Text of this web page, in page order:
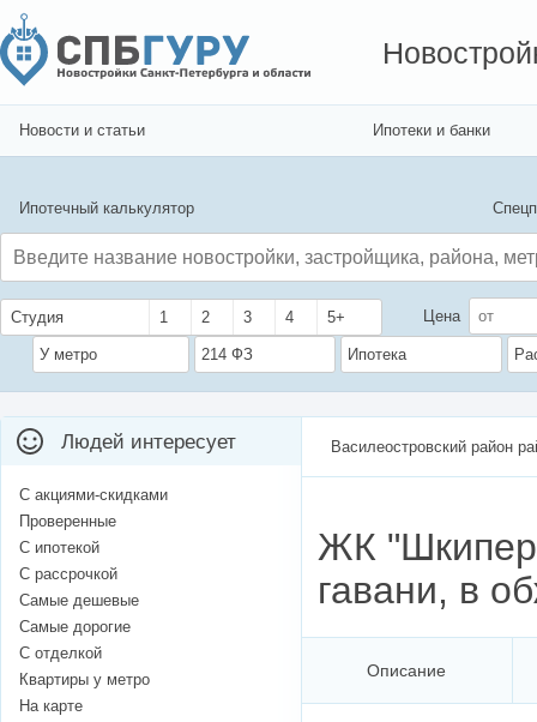
Новости и статьи Ипотеки и банки
Ипотечный калькулятор
Студия 1 2 3 4 5+ Цена
У метро 214 ФЗ Ипотека
Василеостровский район
​ЖК
гавани, в
Описание
Людей интересует
С акциями-скидками
Проверенные
С ипотекой
С рассрочкой
Самые дешевые
Самые дорогие
С отделкой
Квартиры у метро
На карте